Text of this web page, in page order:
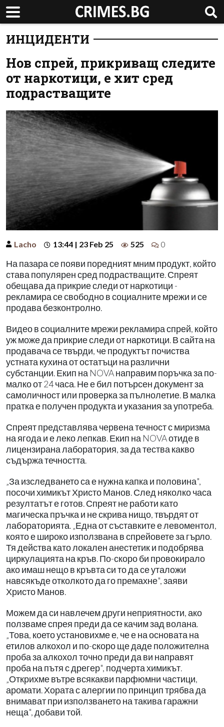
ИНЦИДЕНТИ
Нов спрей, прикриващ следите
от наркотици, е хит сред
подрастващите
Lacho 13:44 | 23 Feb 25 525 0
На пазара се появи поредният мним продукт, който
става популярен сред подрастващите. Спреят
обещава да прикрие следи от наркотици -
рекламира се свободно в социалните мрежи и се
продава безконтролно.
Видео в социалните мрежи рекламира спрей, който
уж може да прикрие следи от наркотици. В сайта на
продавача се твърди, че продуктът почиства
устната кухина от остатъци на различни
субстанции. Екип на NOVA направим поръчка за по-
малко от 24 часа. Не е бил потърсен документ за
самоличност или проверка за пълнолетие. В малка
пратка е получен продукта и указания за употреба.
Спреят представлява червена течност с миризма
на ягода и е леко лепкав. Екип на NOVA отиде в
лицензирана лаборатория, за да тества какво
съдържа течността.
„За изследването са е нужна капка и половина",
посочи химикът Христо Манов. След няколко часа
резултатът е готов. Спреят не работи като
магическа пръчка и не скрива нищо, твърдят от
лабораторията. „Една от съставките е левоментол,
която е широко използвана в спрейовете за гърло.
Тя действа като локален анестетик и подобрява
циркулацията на кръв. По-скоро би провокирало
ако имаш нещо в кръвта си то да се уталожи
навсякъде отколкото да го премахне", заяви
Христо Манов.
Можем да си навлечем други неприятности, ако
ползваме спрея преди да се качим зад волана.
„Това, което установихме е, че е на основата на
етилов алкохол и по-скоро ще даде положителна
проба за алкохол точно преди да ви направят
проба на пътя с дрегер", подчерта химикът.
„Открихме вътре всякакви парфюмни частици,
аромати. Хората с алергии по принцип трябва да
внимават при използването на такива гаражни
неща", добави той.